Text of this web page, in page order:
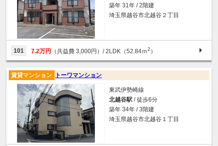
築年 31年 / 2階建
埼玉県越谷市北越谷２丁目
101 7.2万円 （共益費 3,000円）/ 2LDK（52.84ｍ2 ）
トーワマンション
賃貸マンション
東武伊勢崎線
北越谷駅 / 徒歩6分
築年 34年 / 3階建
埼玉県越谷市北越谷１丁目